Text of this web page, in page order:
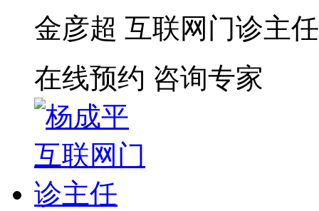
金彦超 互联网门诊主
在线预约 咨询专家